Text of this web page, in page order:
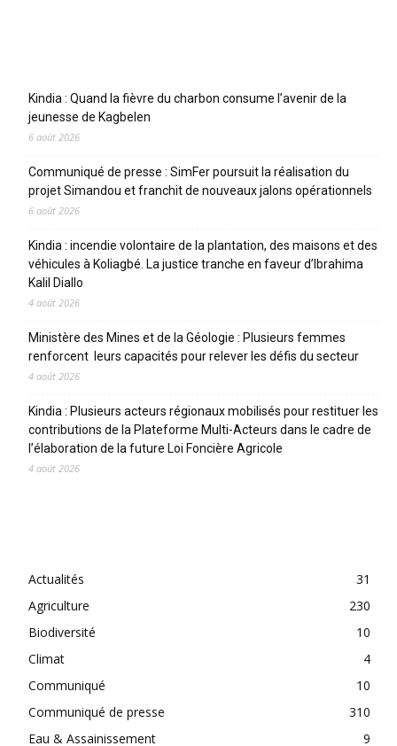
Kindia : Quand la fièvre du charbon consume l’avenir de la
jeunesse de Kagbelen
6 août 2026
Communiqué de presse : SimFer poursuit la réalisation du
projet Simandou et franchit de nouveaux jalons opérationnels
6 août 2026
Kindia : incendie volontaire de la plantation, des maisons et des
véhicules à Koliagbé. La justice tranche en faveur d’Ibrahima
Kalil Diallo
4 août 2026
Ministère des Mines et de la Géologie : Plusieurs femmes
renforcent leurs capacités pour relever les défis du secteur
4 août 2026
Kindia : Plusieurs acteurs régionaux mobilisés pour restituer les
contributions de la Plateforme Multi-Acteurs dans le cadre de
l’élaboration de la future Loi Foncière Agricole
4 août 2026
Actualités
31
Agriculture
230
Biodiversité
10
Climat
4
Communiqué
10
Communiqué de presse
310
Eau & Assainissement
9